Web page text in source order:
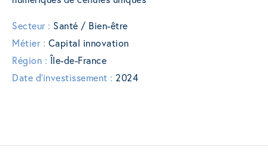
Secteur : Santé / Bien-être
Métier : Capital innovation
Région : Île-de-France
Date d'investissement : 2024